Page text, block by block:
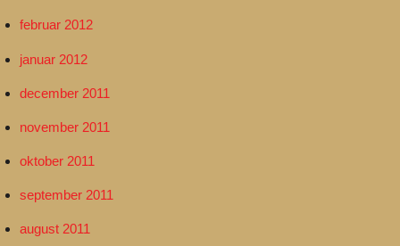
februar 2012
januar 2012
december 2011
november 2011
oktober 2011
september 2011
august 2011